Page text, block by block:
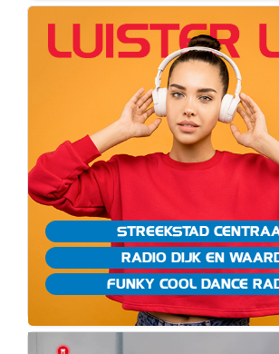
STREEKSTAD
RADIO DIJK EN
FUNKY COOL DANCE